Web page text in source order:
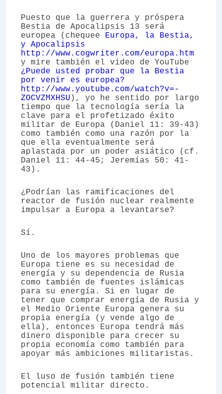
Puesto que la guerrera y próspera
Bestia de Apocalipsis 13 será
europea (chequee Europa, la Bestia,
y Apocalipsis
http://www.cogwriter.com/europa.htm
y mire también el video de YouTube
¿Puede usted probar que la Bestia
por venir es europea?
http://www.youtube.com/watch?v=-
ZOCVZMXHSU ), yo he sentido por largo
tiempo que la tecnología sería la
clave para el profetizado éxito
militar de Europa (Daniel 11: 39-43)
como también como una razón por la
que ella eventualmente será
aplastada por un poder asiático (cf.
Daniel 11: 44-45; Jeremías 50: 41-
43).
¿Podrían las ramificaciones del
reactor de fusión nuclear realmente
impulsar a Europa a levantarse?
Sí.
Uno de los mayores problemas que
Europa tiene es su necesidad de
energía y su dependencia de Rusia
como también de fuentes islámicas
para su energía. Si en lugar de
tener que comprar energía de Rusia y
el Medio Oriente Europa genera su
propia energía (y vende algo de
ella), entonces Europa tendrá más
dinero disponible para crecer su
propia economía como también para
apoyar más ambiciones militaristas.
El luso de fusión también tiene
potencial militar directo.